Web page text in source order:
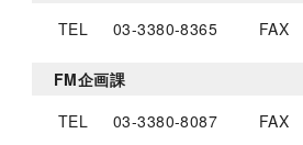
TEL
03-3380-8365 FAX
FM企画課
TEL
03-3380-8087 FAX